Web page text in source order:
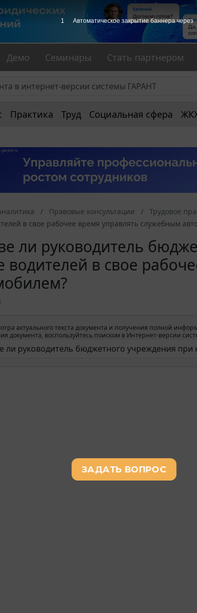
Демо Семинары Стать партнером
Практика Труд Социальная сфера
Правовые консультации Трудовое
в свое рабочее время управлять служебным
ли руководитель
водителей в свое
актуального текста документа и получения полной
документа, воспользуйтесь поиском в Интернет-версии
1 Автоматическое закрытие баннера через